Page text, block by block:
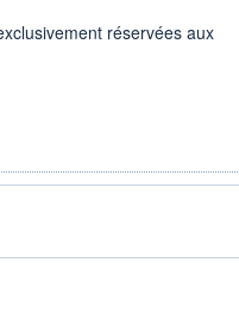
réservées aux